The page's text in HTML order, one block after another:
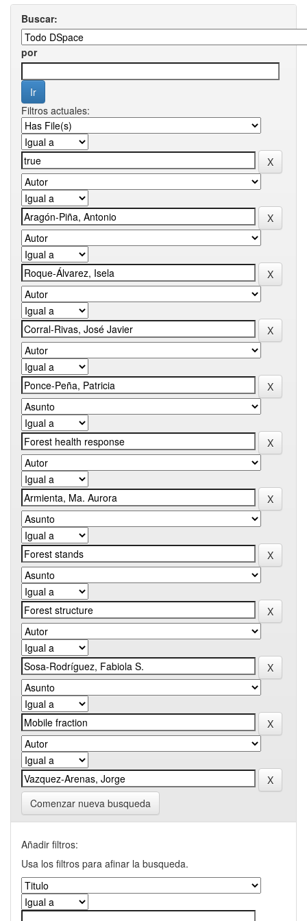
Buscar:
por
Filtros actuales:
Comenzar nueva busqueda
Añadir filtros:
Usa los filtros para afinar la busqueda.